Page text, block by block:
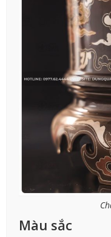
Màu sắc